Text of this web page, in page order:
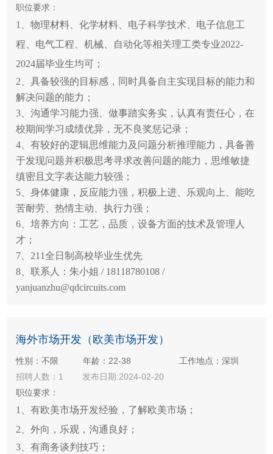
职位要求：
1、物理材料、化学材料、电子科学技术、电子信息工
程、电气工程、机械、自动化等相关理工类专业2022-
2024届毕业生均可；
2、具备较强的目标感，同时具备自主实现目标的能力和
解决问题的能力；
3、沟通学习能力强、做事踏实务实，认真有责任心，在
校期间学习成绩优异，无不良奖惩记录；
4、有较好的逻辑思维能力及问题分析推理能力，具备善
于发现问题并积极思考寻求改善问题的能力，思维敏捷
缜密且文字表达能力较强；
5、身体健康，反应能力强，积极上进、乐观向上、能吃
苦耐劳、热情主动、执行力强；
6、培养方向：工艺，品质，设备方面的技术及管理人
才；
7、211全日制高校毕业生优先
8、联系人：朱小姐 / 18118780108 /
yanjuanzhu@qdcircuits.com
海外市场开发（欧美市场开发）
性别：不限 年龄：22-38
工作地点：深圳
招聘人数：1
发布日期:2024-02-20
职位要求：
1、有欧美市场开发经验，了解欧美市场；
2、外向，乐观，沟通良好；
3、有商务谈判技巧；